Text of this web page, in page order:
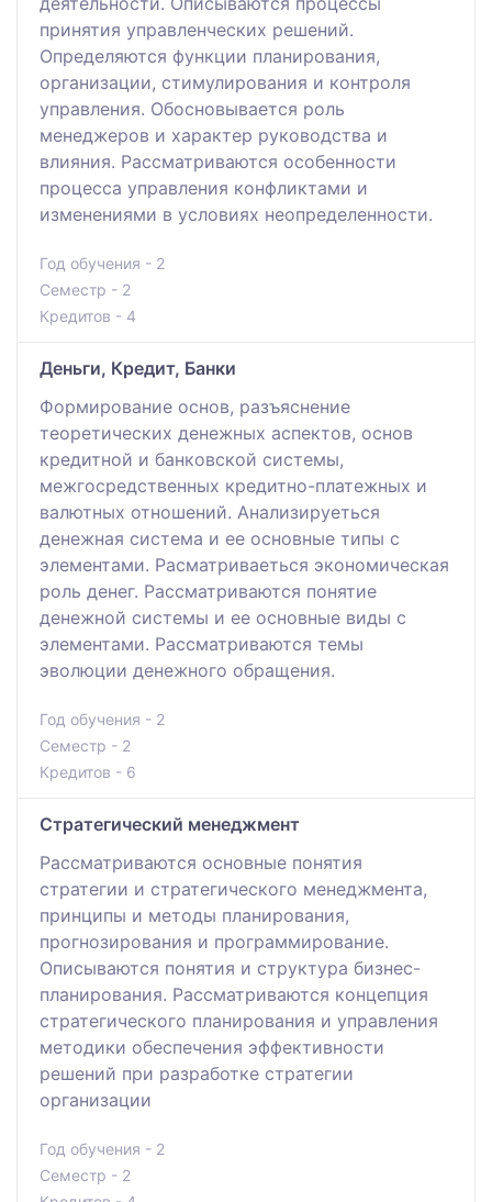
принятия управленческих решений.
Определяются функции планирования,
организации, стимулирования и контроля
управления. Обосновывается роль
менеджеров и характер руководства и
влияния. Рассматриваются особенности
процесса управления конфликтами и
изменениями в условиях неопределенности.
Год обучения - 2
Семестр - 2
Кредитов - 4
Деньги, Кредит, Банки
Формирование основ, разъяснение
теоретических денежных аспектов, основ
кредитной и банковской системы,
межгосредственных кредитно-платежных и
валютных отношений. Анализируеться
денежная система и ее основные типы с
элементами. Расматриваеться экономическая
роль денег. Рассматриваются понятие
денежной системы и ее основные виды с
элементами. Рассматриваются темы
эволюции денежного обращения.
Год обучения - 2
Семестр - 2
Кредитов - 6
Стратегический менеджмент
Рассматриваются основные понятия
стратегии и стратегического менеджмента,
принципы и методы планирования,
прогнозирования и программирование.
Описываются понятия и структура бизнес-
планирования. Рассматриваются концепция
стратегического планирования и управления
методики обеспечения эффективности
решений при разработке стратегии
организации
Год обучения - 2
Семестр - 2